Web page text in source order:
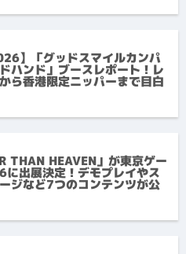
】「グッドスマイルカンパ
ハンド」ブースレポート！レ
ら香港限定ニッパーまで目白
THAN HEAVEN」が東京ゲー
出展決定！デモプレイやス
ジなど7つのコンテンツが公